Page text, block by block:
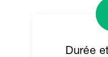
Durée